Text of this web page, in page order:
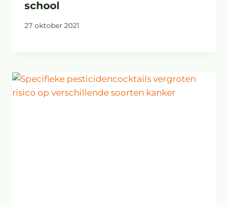
school
27 oktober 2021